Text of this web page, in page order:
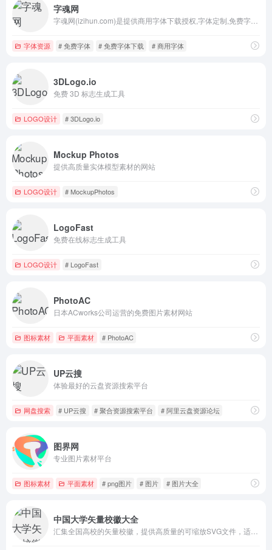
字魂网
字体资源 # 免费字体 # 免费字体下载 # 商用字体
3DLogo.io
免费 3D 标志生成工具
LOGO设计 # 3DLogo.io
Mockup Photos
提供高质量实体模型素材的网站
LOGO设计 # MockupPhotos
LogoFast
免费在线标志生成工具
LOGO设计 # LogoFast
PhotoAC
日本ACworks公司运营的免费图片素材网站
图标素材 平面素材 # PhotoAC
UP云搜
体验最好的云盘资源搜索平台
网盘搜索 # UP云搜 # 聚合资源搜索平台 # 阿里云盘资源论坛
图界网
专业图片素材平台
图标素材 平面素材 # png图片 # 图片 # 图片大全
中国大学矢量校徽大全